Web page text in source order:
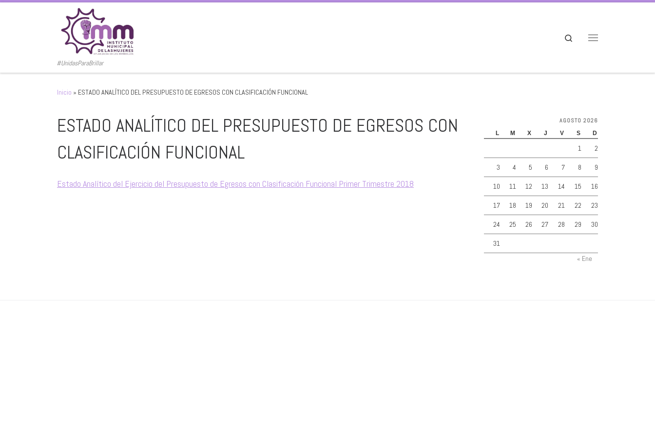
Saltar al contenido
#UnidasParaBrillar
Search
Inicio » ESTADO ANALÍTICO DEL PRESUPUESTO DE EGRESOS CON CLASIFICACIÓN FUNCIONAL
ESTADO ANALÍTICO DEL PRESUPUESTO DE EGRESOS CON
CLASIFICACIÓN FUNCIONAL
Estado Analítico del Ejercicio del Presupuesto de Egresos con Clasificación Funcional Primer Trimestre 2018
AGOSTO 2026
L M X J V S D
1 2
3 4 5 6 7 8 9
10 11 12 13 14 15 16
17 18 19 20 21 22 23
24 25 26 27 28 29 30
31
« Ene